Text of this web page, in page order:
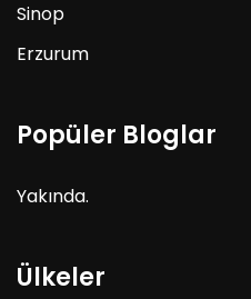
Sinop
Erzurum
Popüler Bloglar
Yakında.
Ülkeler